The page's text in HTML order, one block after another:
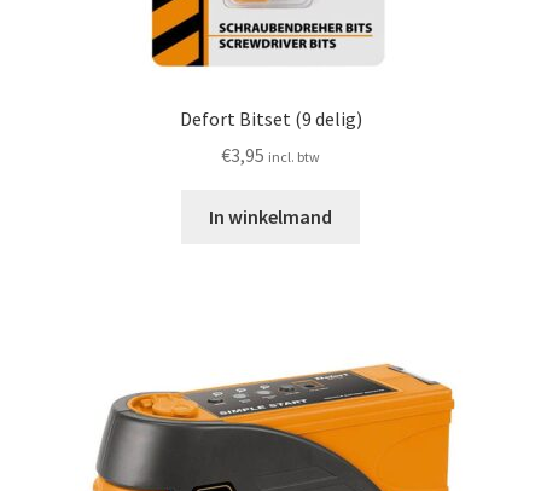
Defort Bitset (9 delig)
€3,95 incl. btw
In winkelmand